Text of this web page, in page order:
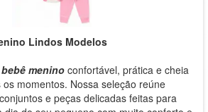
Lindos Modelos
menino confortável, prática e cheia
momentos. Nossa seleção reúne
e peças delicadas feitas para